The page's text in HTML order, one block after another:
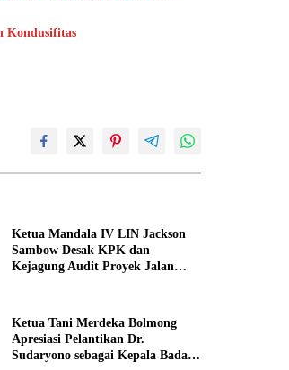
Kondusifitas
Ketua Mandala IV LIN Jackson
Sambow Desak KPK dan
Kejagung Audit Proyek Jalan
Jika Terbukti Bersalah.
Ketua Tani Merdeka Bolmong
Apresiasi Pelantikan Dr.
Sudaryono sebagai Kepala Badan